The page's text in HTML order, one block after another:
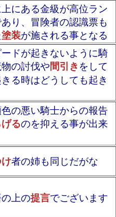
にある金級が高位ラン
り、冒険者の認識票も
塗装が施される事となる
ドが起きないように騎
の討伐や間引きをして
る時はどうしても起き
の悪い騎士からの報告
るのを抑える事が出来
者の姉も同じだがな
上の提言でございます